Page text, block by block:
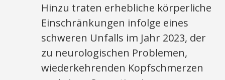
Hinzu traten erhebliche körperliche
Einschränkungen infolge eines
schweren Unfalls im Jahr 2023, der
zu neurologischen Problemen,
wiederkehrenden Kopfschmerzen